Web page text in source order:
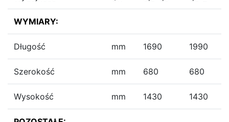
WYMIARY:
Długość mm 1690 1990
Szerokość mm 680 680
Wysokość mm 1430 1430